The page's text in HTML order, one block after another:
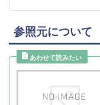
参照元について